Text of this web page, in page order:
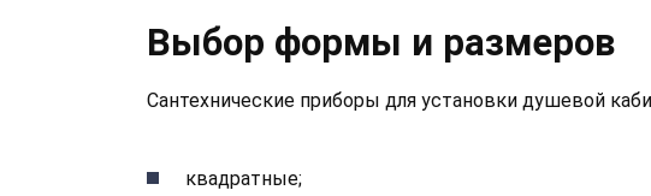
Выбор формы и размеров
Сантехнические приборы для установки душевой
квадратные;